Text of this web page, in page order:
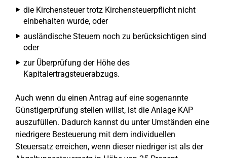
die Kirchensteuer trotz Kirchensteuerpflicht nicht
einbehalten wurde, oder
ausländische Steuern noch zu berücksichtigen sind
oder
zur Überprüfung der Höhe des
Kapitalertragsteuerabzugs.
Auch wenn du einen Antrag auf eine sogenannte
Günstigerprüfung stellen willst, ist die Anlage KAP
auszufüllen. Dadurch kannst du unter Umständen eine
niedrigere Besteuerung mit dem individuellen
Steuersatz erreichen, wenn dieser niedriger ist als der